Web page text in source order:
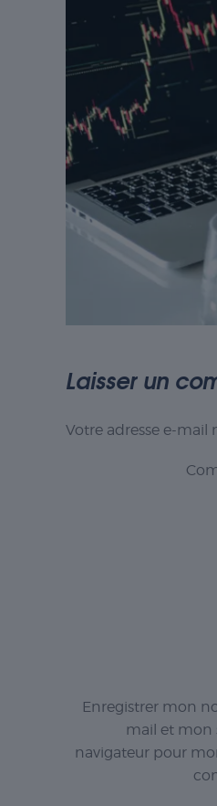
Laisser un
Votre adresse e-mail
Enregistrer mon
mail et mon
navigateur pour